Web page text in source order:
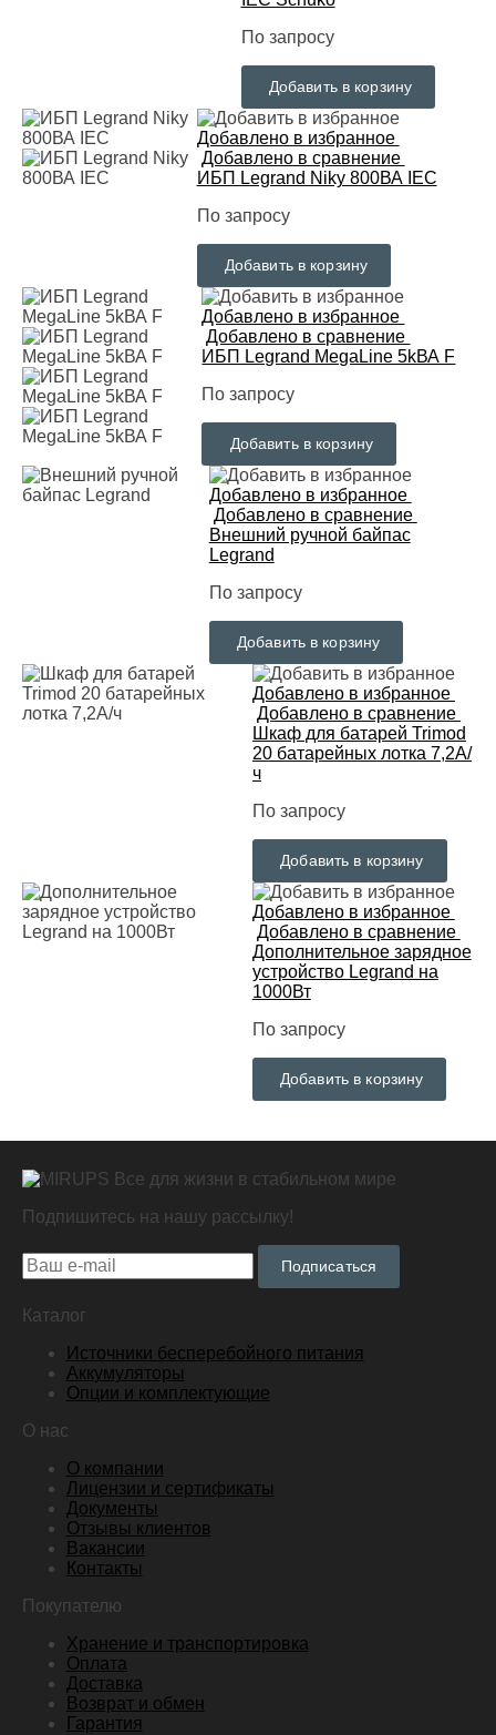
По запросу
Добавить в корзину
Добавлено в избранное
Добавлено в сравнение
ИБП Legrand Niky 800ВА IEC
По запросу
Добавить в корзину
Добавлено в избранное
Добавлено в сравнение
ИБП Legrand MegaLine 5kВА F
По запросу
Добавить в корзину
Добавлено в избранное
Добавлено в сравнение
Внешний ручной байпас
Legrand
По запросу
Добавить в корзину
Добавлено в избранное
Добавлено в сравнение
Шкаф для батарей Trimod
20 батарейных лотка 7,2A/
ч
По запросу
Добавить в корзину
Добавлено в избранное
Добавлено в сравнение
Дополнительное зарядное
устройство Legrand на
1000Вт
По запросу
Добавить в корзину
Все для жизни в стабильном мире
Подпишитесь на нашу рассылку!
Подписаться
Каталог
Источники бесперебойного питания
Аккумуляторы
Опции и комплектующие
О нас
О компании
Лицензии и сертификаты
Документы
Отзывы клиентов
Вакансии
Контакты
Покупателю
Хранение и транспортировка
Оплата
Доставка
Возврат и обмен
Гарантия